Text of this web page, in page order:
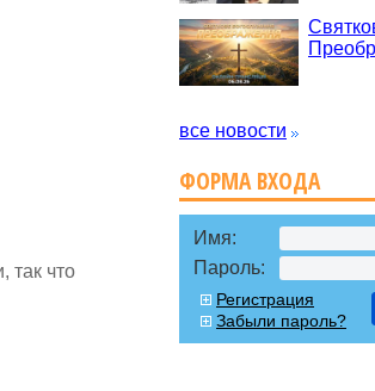
так что
все новости
ФОРМА ВХОДА
Имя:
Пароль:
Регистрация
Забыли пароль?